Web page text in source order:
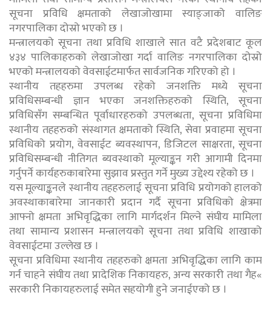
सूचना प्रविधि क्षमताको लेखाजोखामा स्याङ्जाको वालिङ
नगरपालिका दोस्रो भएको छ ।
मन्त्रालयको सूचना तथा प्रविधि शाखाले सात वटै प्रदेशबाट कूल
४३४ पालिकाहरुको लेखाजोखा गर्दा वालिङ नगरपालिका दोस्रो
भएको मन्त्रालयको वेवसाईटमार्फत सार्वजनिक गरिएको हो ।
स्थानीय तहहरुमा उपलब्ध रहेको जनशक्ति मध्ये सूचना
प्रविधिसम्बन्धी ज्ञान भएका जनशक्तिहरुको स्थिति, सूचना
प्रविधिसँग सम्बन्धित पूर्वाधारहरुको उपलब्धता, सूचना प्रविधिमा
स्थानीय तहहरुको संस्थागत क्षमताको स्थिति, सेवा प्रवाहमा सूचना
प्रविधिको प्रयोग, वेवसाईट ब्यवस्थापन, डिजिटल साक्षरता, सूचना
प्रविधिसम्बन्धी नीतिगत ब्यवस्थाको मूल्याङ्कन गरी आगामी दिनमा
गर्नुपर्ने कार्यहरुकाबारेमा सुझाव प्रस्तुत गर्ने मुख्य उद्देश्य रहेको छ ।
यस मूल्याङ्कनले स्थानीय तहहरुलाई सूचना प्रविधि प्रयोगको हालको
अवस्थाकाबारेमा जानकारी प्रदान गर्दै सूचना प्रविधिको क्षेत्रमा
आफ्नो क्षमता अभिवृद्धिका लागि मार्गदर्शन मिल्ने संघीय मामिला
तथा सामान्य प्रशासन मन्त्रालयको सूचना तथा प्रविधि शाखाको
वेवसाईटमा उल्लेख छ ।
सूचना प्रविधिमा स्थानीय तहहरुको क्षमता अभिवृद्धिका लागि काम
गर्न चाहने संघीय तथा प्रादेशिक निकायहरु, अन्य सरकारी तथा गैह«
सरकारी निकायहरुलाई समेत सहयोगी हुने जनाईएको छ ।